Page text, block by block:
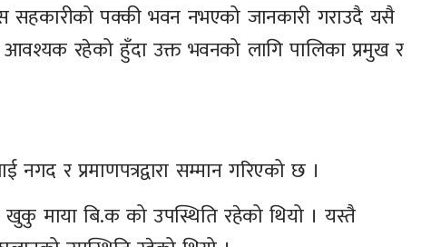
पक्की भवन नभएको जानकारी गराउदै यसै
रहेको हुँदा उक्त भवनको लागि पालिका प्रमुख र
र प्रमाणपत्रद्वारा सम्मान गरिएको छ ।
खुकु माया बि.क को उपस्थिति रहेको थियो । यस्तै